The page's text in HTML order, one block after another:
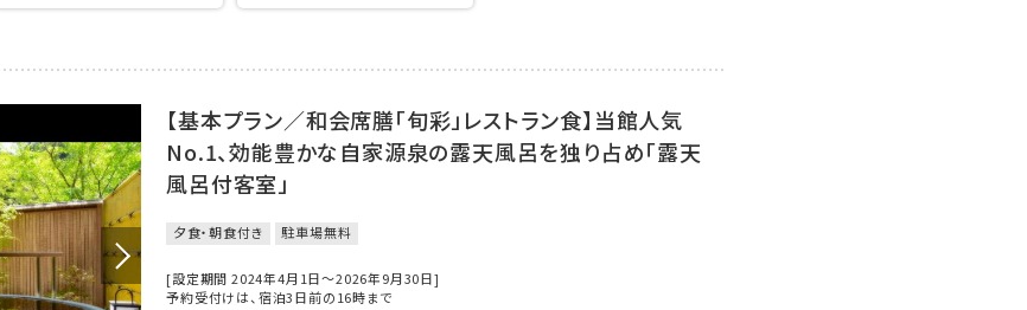
【基本プラン／和会席膳「旬彩」レストラン食】当館人気
No.1、効能豊かな自家源泉の露天風呂を独り占め「露天
風呂付客室」
夕食・朝食付き 駐車場無料
[設定期間 2024年4月1日～2026年9月30日]
予約受付けは、宿泊3日前の16時まで